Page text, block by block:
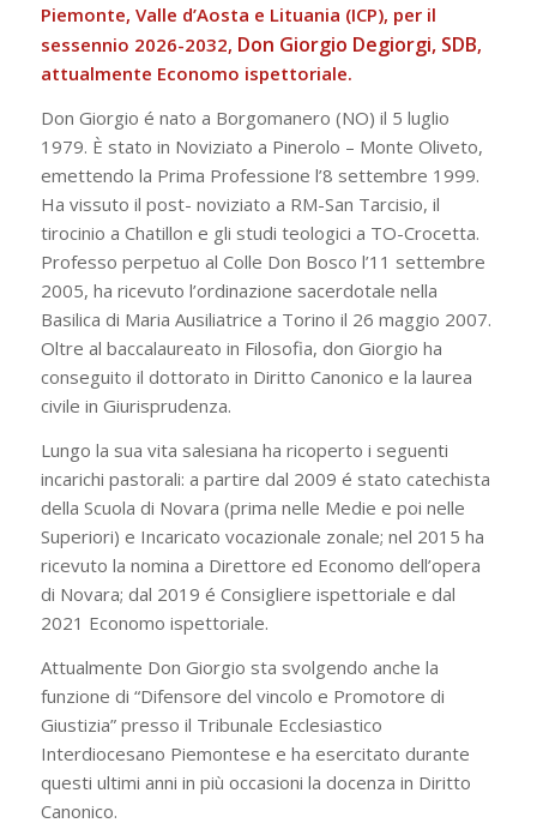
Piemonte, Valle d’Aosta e Lituania (ICP), per il
sessennio 2026-2032, Don Giorgio Degiorgi, SDB,
attualmente Economo ispettoriale.
Don Giorgio é nato a Borgomanero (NO) il 5 luglio
1979. È stato in Noviziato a Pinerolo – Monte Oliveto,
emettendo la Prima Professione l’8 settembre 1999.
Ha vissuto il post- noviziato a RM-San Tarcisio, il
tirocinio a Chatillon e gli studi teologici a TO-Crocetta.
Professo perpetuo al Colle Don Bosco l’11 settembre
2005, ha ricevuto l’ordinazione sacerdotale nella
Basilica di Maria Ausiliatrice a Torino il 26 maggio 2007.
Oltre al baccalaureato in Filosofia, don Giorgio ha
conseguito il dottorato in Diritto Canonico e la laurea
civile in Giurisprudenza.
Lungo la sua vita salesiana ha ricoperto i seguenti
incarichi pastorali: a partire dal 2009 é stato catechista
della Scuola di Novara (prima nelle Medie e poi nelle
Superiori) e Incaricato vocazionale zonale; nel 2015 ha
ricevuto la nomina a Direttore ed Economo dell’opera
di Novara; dal 2019 é Consigliere ispettoriale e dal
2021 Economo ispettoriale.
Attualmente Don Giorgio sta svolgendo anche la
funzione di “Difensore del vincolo e Promotore di
Giustizia” presso il Tribunale Ecclesiastico
Interdiocesano Piemontese e ha esercitato durante
questi ultimi anni in più occasioni la docenza in Diritto
Canonico.